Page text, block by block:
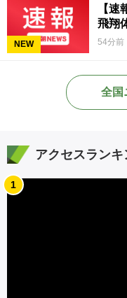
NEW
【
飛翔
54分前
全国
アクセスランキ
1